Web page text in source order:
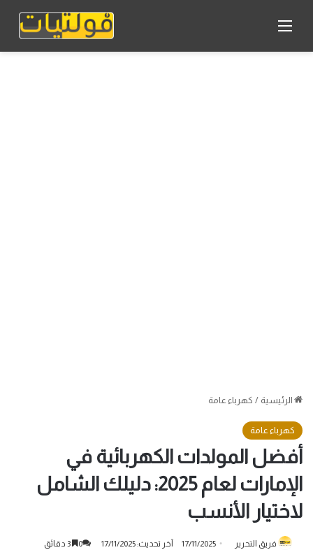
القائمة
الرئيسية / كهرباء عامة
كهرباء عامة
أفضل المولدات الكهربائية في
الإمارات لعام 2025: دليلك الشامل
لاختيار الأنسب
فريق التحرير 17/11/2025 آخر تحديث: 17/11/2025 0